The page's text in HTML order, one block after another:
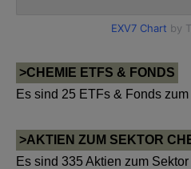
>CHEMIE ETFS & FONDS
Es sind 25 ETFs & Fonds
>AKTIEN ZUM SEKTOR
Es sind 335 Aktien zum